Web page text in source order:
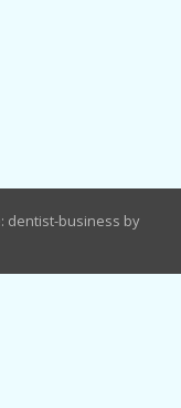
dentist-business by